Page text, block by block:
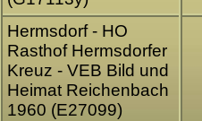
Hermsdorf - HO
Rasthof Hermsdorfer
Kreuz - VEB Bild und
Heimat Reichenbach
1960 (E27099)